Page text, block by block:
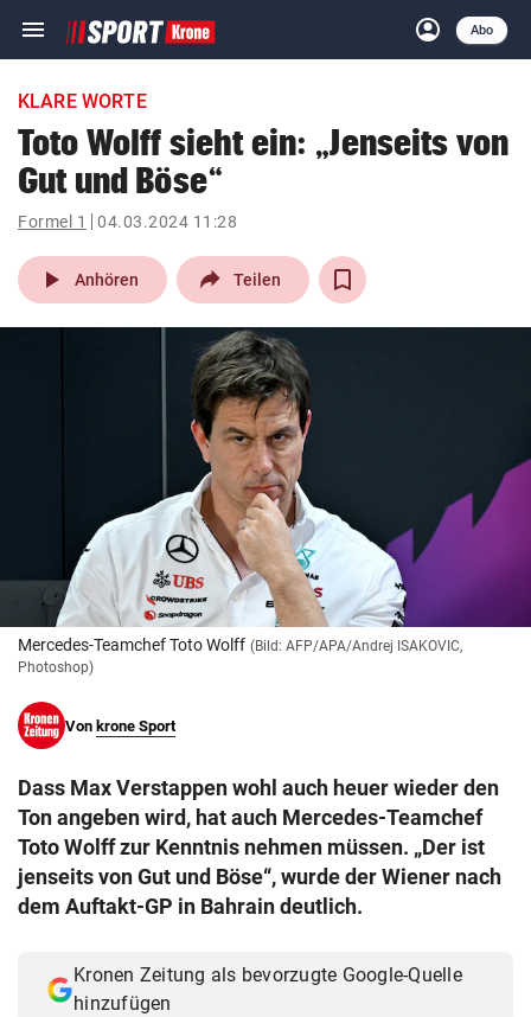
menu Navigation
ein-/ausklappen
account_circle
Anmelden
Abo
close Schließen
account_circle Anmelden
pin_drop
Wien arrow_right
bookmark
© Krone Multimedia GmbH & Co KG 2026
Muthgasse 2, 1190 Wien
KLARE WORTE
Toto Wolff sieht ein: „Jenseits von
Gut und Böse“
Formel 1 04.03.2024 11:28
play_arrow Anhören Teilen
Mercedes-Teamchef Toto Wolff (Bild: AFP/APA/Andrej ISAKOVIC,
Photoshop)
Von krone Sport
Dass Max Verstappen wohl auch heuer wieder den
Ton angeben wird, hat auch Mercedes-Teamchef
Toto Wolff zur Kenntnis nehmen müssen. „Der ist
jenseits von Gut und Böse“, wurde der Wiener nach
dem Auftakt-GP in Bahrain deutlich.
Kronen Zeitung als bevorzugte Google-Quelle
hinzufügen